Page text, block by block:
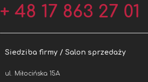
+ 48 17 863 27 01
Siedziba firmy / Salon sprzedaży
ul. Miłocińska 15A